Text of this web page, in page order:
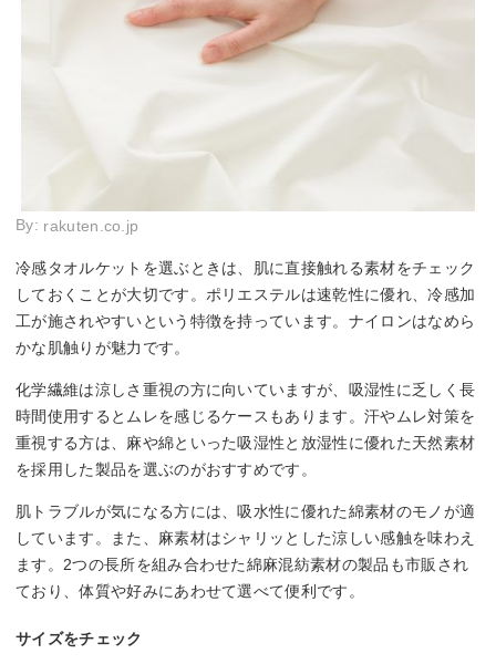
By: rakuten.co.jp
冷感タオルケットを選ぶときは、肌に直接触れる素材をチェック
しておくことが大切です。ポリエステルは速乾性に優れ、冷感加
工が施されやすいという特徴を持っています。ナイロンはなめら
かな肌触りが魅力です。
化学繊維は涼しさ重視の方に向いていますが、吸湿性に乏しく長
時間使用するとムレを感じるケースもあります。汗やムレ対策を
重視する方は、麻や綿といった吸湿性と放湿性に優れた天然素材
を採用した製品を選ぶのがおすすめです。
肌トラブルが気になる方には、吸水性に優れた綿素材のモノが適
しています。また、麻素材はシャリッとした涼しい感触を味わえ
ます。2つの長所を組み合わせた綿麻混紡素材の製品も市販され
ており、体質や好みにあわせて選べて便利です。
サイズをチェック